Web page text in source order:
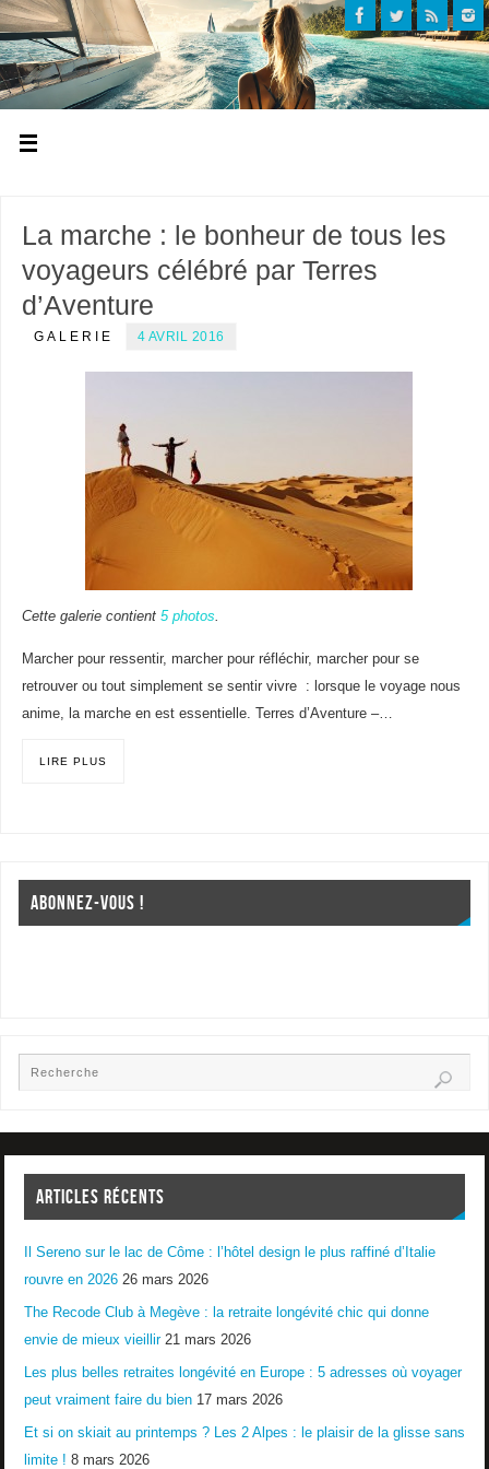
La marche : le bonheur de tous les
voyageurs célébré par Terres
d’Aventure
GALERIE 4 AVRIL 2016
Cette galerie contient 5 photos.
Marcher pour ressentir, marcher pour réfléchir, marcher pour se
retrouver ou tout simplement se sentir vivre : lorsque le voyage nous
anime, la marche en est essentielle. Terres d’Aventure –…
LIRE PLUS
ABONNEZ-VOUS !
ARTICLES RÉCENTS
Il Sereno sur le lac de Côme : l’hôtel design le plus raffiné d’Italie
rouvre en 2026 26 mars 2026
The Recode Club à Megève : la retraite longévité chic qui donne
envie de mieux vieillir 21 mars 2026
Les plus belles retraites longévité en Europe : 5 adresses où voyager
peut vraiment faire du bien 17 mars 2026
Et si on skiait au printemps ? Les 2 Alpes : le plaisir de la glisse sans
limite ! 8 mars 2026